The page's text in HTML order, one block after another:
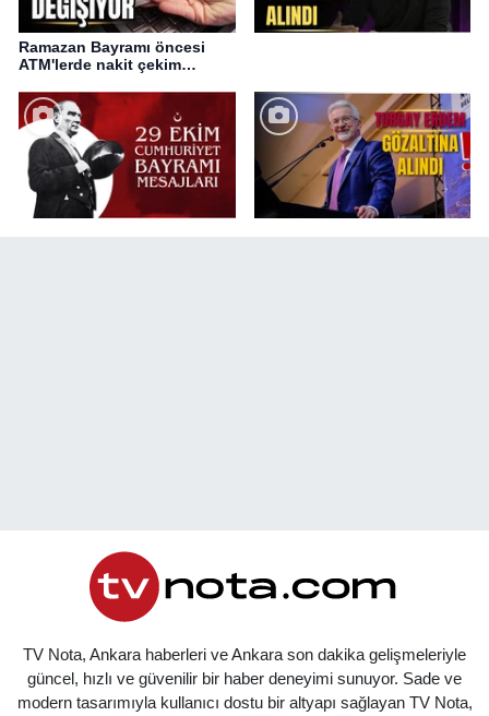
Ramazan Bayramı öncesi
ATM'lerde nakit çekim
TV Nota, Ankara haberleri ve Ankara son dakika gelişmeleriyle
güncel, hızlı ve güvenilir bir haber deneyimi sunuyor. Sade ve
modern tasarımıyla kullanıcı dostu bir altyapı sağlayan TV Nota,